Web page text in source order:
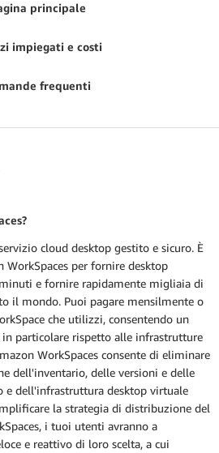
principale
impiegati e costi
frequenti
cloud desktop gestito e sicuro. È
per fornire desktop
e fornire rapidamente migliaia di
il mondo. Puoi pagare mensilmente o
che utilizzi, consentendo un
particolare rispetto alle infrastrutture
WorkSpaces consente di eliminare
dell'inventario, delle versioni e delle
e dell'infrastruttura desktop virtuale
la strategia di distribuzione del
i tuoi utenti avranno a
e reattivo di loro scelta, a cui